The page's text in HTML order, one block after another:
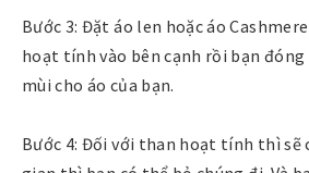
Bước 3: Đặt áo len hoặc áo
hoạt tính vào bên cạnh rồi bạn
mùi cho áo của bạn.
Bước 4: Đối với than hoạt tính thì sẽ